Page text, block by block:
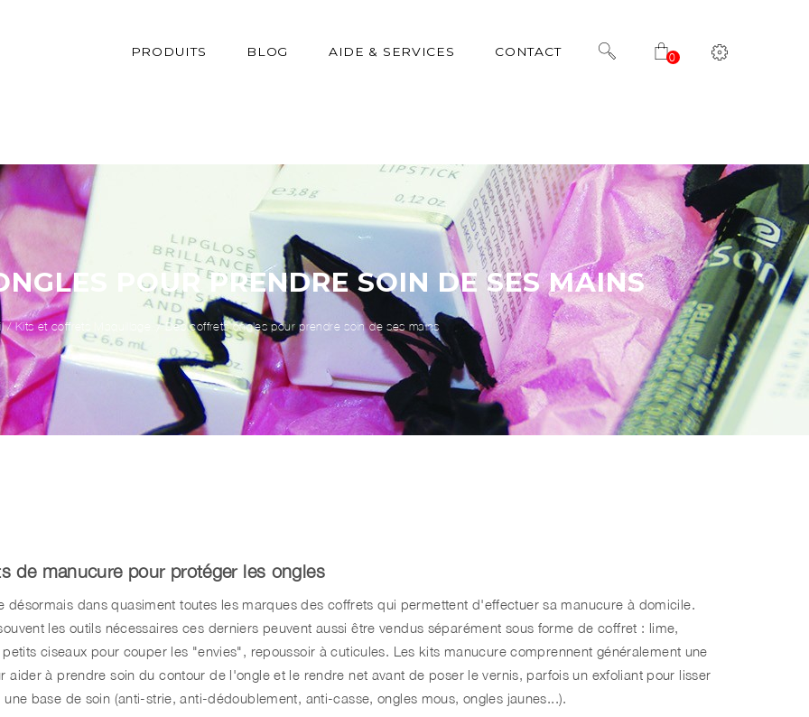
PRODUITS BLOG AIDE & SERVICES CONTACT 0
POUR PRENDRE SOIN DE SES MAINS
/ Kits et coffrets Maquillage Des coffrets ongles pour prendre soin de ses mains
de manucure pour protéger les ongles
désormais dans quasiment toutes les marques des coffrets qui permettent d'effectuer sa manucure à domicile.
les outils nécessaires ces derniers peuvent aussi être vendus séparément sous forme de coffret : lime,
petits ciseaux pour couper les "envies", repoussoir à cuticules. Les kits manucure comprennent généralement une
aider à prendre soin du contour de l'ongle et le rendre net avant de poser le vernis, parfois un exfoliant pour lisser
une base de soin (anti-strie, anti-dédoublement, anti-casse, ongles mous, ongles jaunes...).